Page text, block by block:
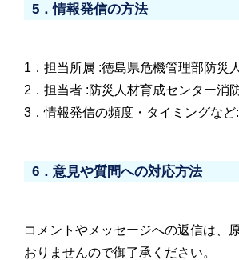
5．情報発信の方法
1．担当所属 :徳島県危機管理部防災
2．担当者 :防災人材育成センター消
3．情報発信の頻度・タイミングなど
6．意見や質問への対応方法
コメントやメッセージへの返信は、
おりませんので御了承ください。